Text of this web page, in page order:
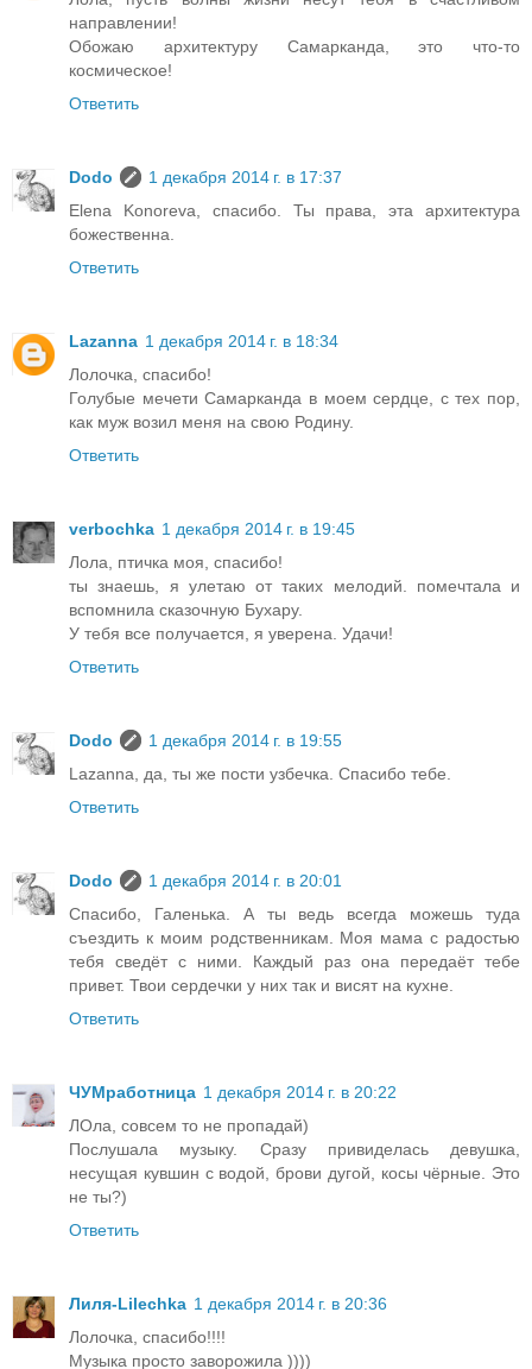
направлении!
Обожаю архитектуру Самарканда, это что-то
космическое!
Ответить
Dodo
1 декабря 2014 г. в 17:37
Elena Konoreva, спасибо. Ты права, эта архитектура
божественна.
Ответить
Lazanna 1 декабря 2014 г. в 18:34
Лолочка, спасибо!
Голубые мечети Самарканда в моем сердце, с тех пор,
как муж возил меня на свою Родину.
Ответить
verbochka 1 декабря 2014 г. в 19:45
Лола, птичка моя, спасибо!
ты знаешь, я улетаю от таких мелодий. помечтала и
вспомнила сказочную Бухару.
У тебя все получается, я уверена. Удачи!
Ответить
Dodo
1 декабря 2014 г. в 19:55
Lazanna, да, ты же пости узбечка. Спасибо тебе.
Ответить
Dodo
1 декабря 2014 г. в 20:01
Спасибо, Галенька. А ты ведь всегда можешь туда
съездить к моим родственникам. Моя мама с радостью
тебя сведёт с ними. Каждый раз она передаёт тебе
привет. Твои сердечки у них так и висят на кухне.
Ответить
ЧУМработница 1 декабря 2014 г. в 20:22
ЛОла, совсем то не пропадай)
Послушала музыку. Сразу привиделась девушка,
несущая кувшин с водой, брови дугой, косы чёрные. Это
не ты?)
Ответить
Лиля-Lilechka 1 декабря 2014 г. в 20:36
Лолочка, спасибо!!!!
Музыка просто заворожила ))))